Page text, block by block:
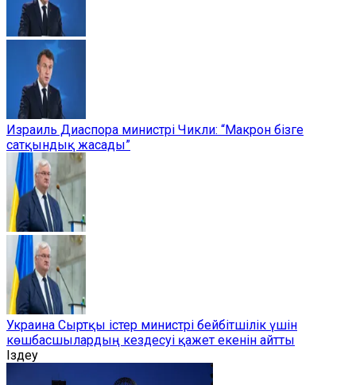
Израиль Диаспора министрі Чикли: “Макрон бізге
сатқындық жасады”
Украина Сыртқы істер министрі бейбітшілік үшін
көшбасшылардың кездесуі қажет екенін айтты
Іздеу